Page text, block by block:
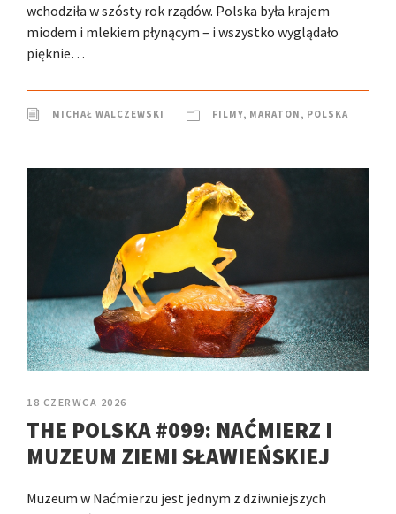
wchodziła w szósty rok rządów. Polska była krajem
miodem i mlekiem płynącym – i wszystko wyglądało
pięknie…
MICHAŁ WALCZEWSKI FILMY, MARATON , POLSKA
18 CZERWCA 2026
THE POLSKA #099: NAĆMIERZ I
MUZEUM ZIEMI SŁAWIEŃSKIEJ
Muzeum w Naćmierzu jest jednym z dziwniejszych